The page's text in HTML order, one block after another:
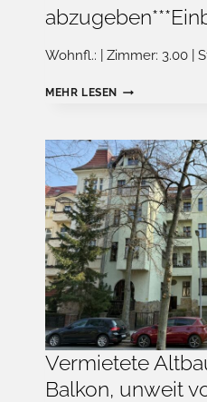
Wohnfl.: | Zimmer: 3.00 |
MEHR LESEN
BEAUTY
IN
ZENTRALER
LAGE
–
AUS
GESUNDH.
GRÜNDEN
Vermietete
Balkon, unweit